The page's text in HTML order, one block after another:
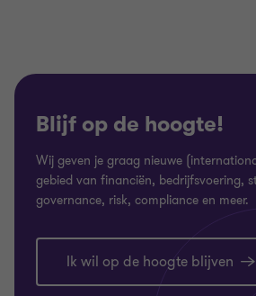
Blijf op de hoogte!
Wij geven je graag nieuwe
gebied van financiën, bedrijfsvoering,
governance, risk, compliance en meer.
Ik wil op de hoogte blijven